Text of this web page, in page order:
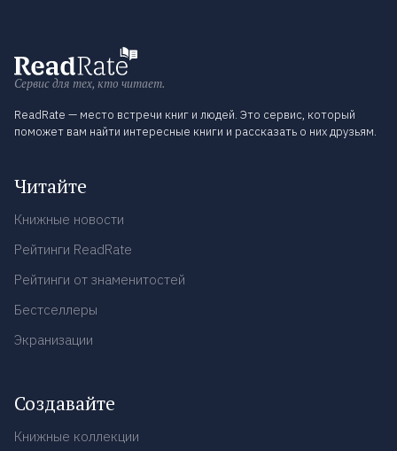
Сервис для тех, кто читает.
ReadRate — место встречи книг и людей. Это сервис, который
поможет вам найти интересные книги и рассказать о них друзьям.
Читайте
Книжные новости
Рейтинги ReadRate
Рейтинги от знаменитостей
Бестселлеры
Экранизации
Создавайте
Книжные коллекции